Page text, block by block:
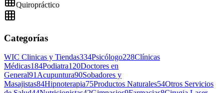
Quiropráctico
Categorías
WIC Clinicas y Tiendas334Psicólogo228Clínicas
Médicas184Podiatra120Doctores en
General91Acupuntura90Sobadores y
Masajistas84Hipnoterapia75Productos Naturales54Otros Servicios